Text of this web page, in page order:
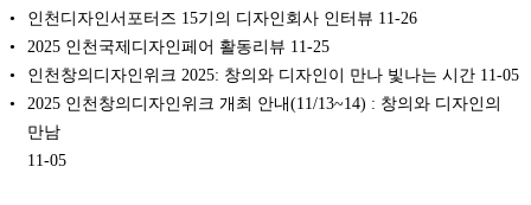
인천디자인서포터즈 15기의 디자인회사 인터뷰 11-26
2025 인천국제디자인페어 활동리뷰 11-25
인천창의디자인위크 2025: 창의와 디자인이 만나 빛나는 시간 11-05
2025 인천창의디자인위크 개최 안내(11/13~14) : 창의와 디자인의
만남
11-05